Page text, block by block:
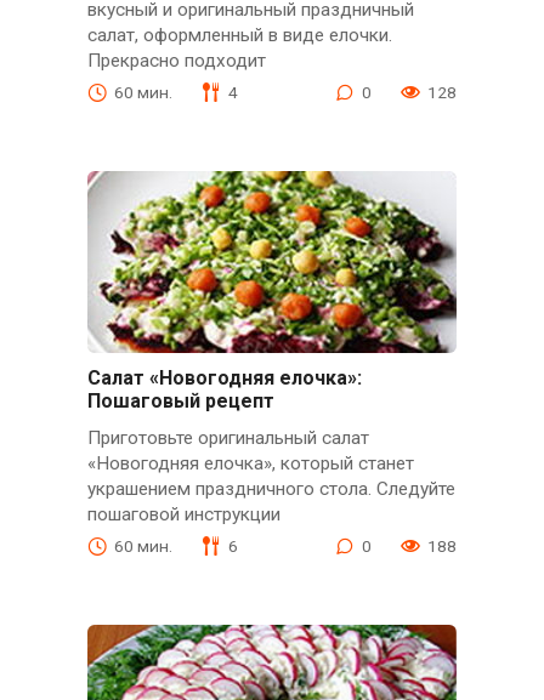
вкусный и оригинальный праздничный
салат, оформленный в виде елочки.
Прекрасно подходит
60 мин. 4 0 128
Салат «Новогодняя елочка»:
Пошаговый рецепт
Приготовьте оригинальный салат
«Новогодняя елочка», который станет
украшением праздничного стола. Следуйте
пошаговой инструкции
60 мин. 6 0 188